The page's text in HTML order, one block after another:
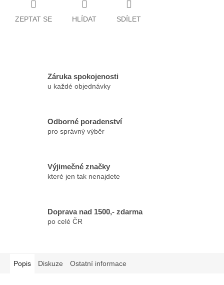
ZEPTAT SE HLÍDAT SDÍLET
Záruka spokojenosti
u každé objednávky
Odborné poradenství
pro správný výběr
Výjimečné značky
které jen tak nenajdete
Doprava nad 1500,- zdarma
po celé ČR
Popis Diskuze Ostatní informace